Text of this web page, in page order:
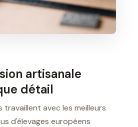
artisanale
détail
travaillent avec les meilleurs
d'élevages européens